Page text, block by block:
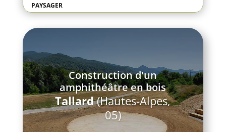
PAYSAGER
Construction d'un
amphithéâtre en bois
Tallard(Hautes-Alpes,
05)